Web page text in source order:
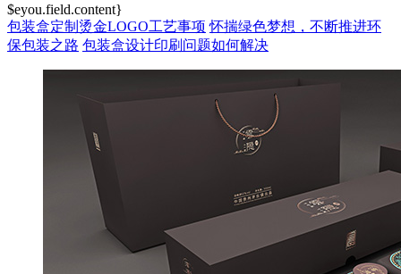
$eyou.field.content}
包装盒定制烫金LOGO工艺事项 怀揣绿色梦想，不断推进环
保包装之路 包装盒设计印刷问题如何解决